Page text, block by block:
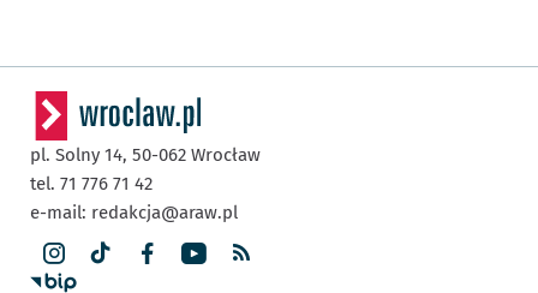
pl. Solny 14, 50-062 Wrocław
tel. 71 776 71 42
e-mail: redakcja@araw.pl